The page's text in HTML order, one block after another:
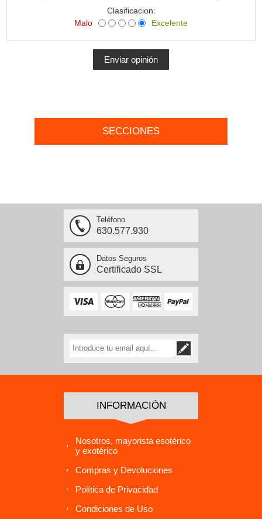
Clasificacion:
Malo
Excelente
SECCIONES
Teléfono
630.577.930
Datos Seguros
Certificado SSL
INFORMACIÓN
Nosotros, mayorista esotérico
y exotérico
Compras y Devoluciones
Política de Privacidad
Condiciones de Uso